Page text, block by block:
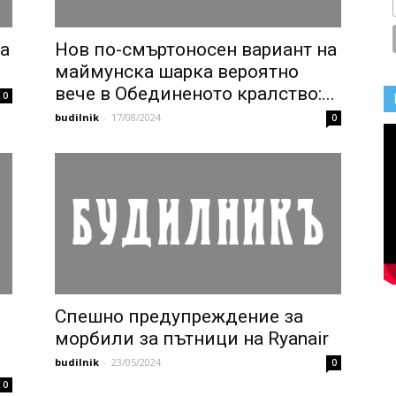
0
Нов по-смъртоносен вариант на
маймунска шарка вероятно
вече в Обединеното кралство:...
budilnik - 17/08/2024 0
0
Спешно предупреждение за
морбили за пътници на Ryanair
budilnik - 23/05/2024 0